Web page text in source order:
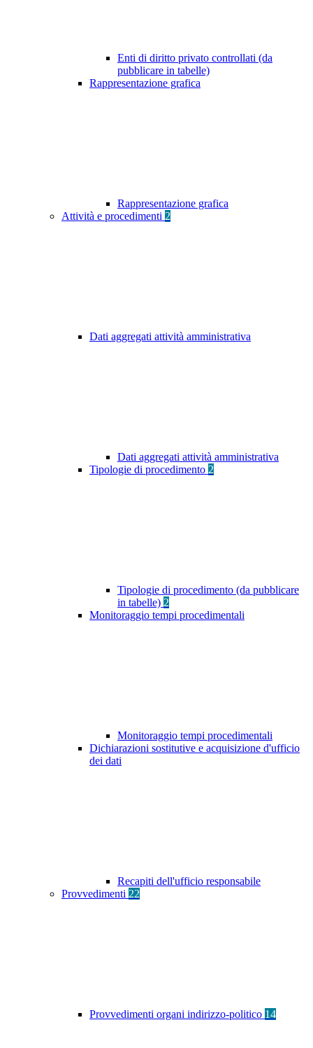
Enti di diritto privato controllati (da
pubblicare in tabelle)
Rappresentazione grafica
Rappresentazione grafica
Attività e procedimenti 2
Dati aggregati attività amministrativa
Dati aggregati attività amministrativa
Tipologie di procedimento 2
Tipologie di procedimento (da pubblicare
in tabelle) 2
Monitoraggio tempi procedimentali
Monitoraggio tempi procedimentali
Dichiarazioni sostitutive e acquisizione d'ufficio
dei dati
Recapiti dell'ufficio responsabile
Provvedimenti 22
Provvedimenti organi indirizzo-politico 14